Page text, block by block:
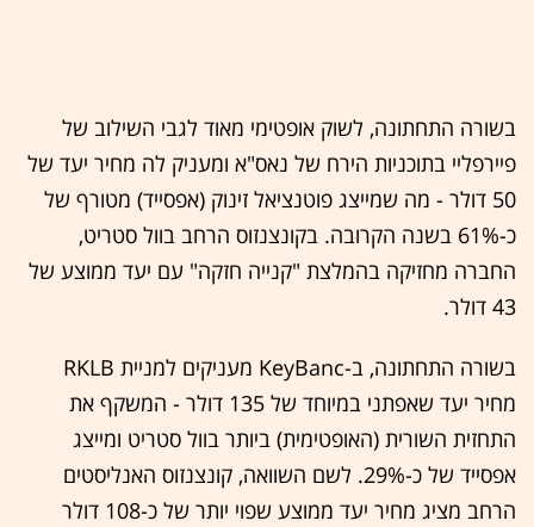
בשורה התחתונה, לשוק אופטימי מאוד לגבי השילוב של
פיירפליי בתוכניות הירח של נאס"א ומעניק לה מחיר יעד של
50 דולר - מה שמייצג פוטנציאל זינוק (אפסייד) מטורף של
כ-61% בשנה הקרובה. בקונצנזוס הרחב בוול סטריט,
החברה מחזיקה בהמלצת "קנייה חזקה" עם יעד ממוצע של
43 דולר.
בשורה התחתונה, ב-KeyBanc מעניקים למניית RKLB
מחיר יעד שאפתני במיוחד של 135 דולר - המשקף את
התחזית השורית (האופטימית) ביותר בוול סטריט ומייצג
אפסייד של כ-29%. לשם השוואה, קונצנזוס האנליסטים
הרחב מציג מחיר יעד ממוצע שפוי יותר של כ-108 דולר